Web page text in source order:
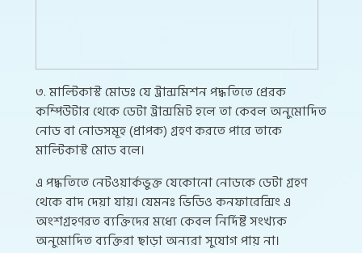
৩. মাল্টিকাস্ট মোডঃ যে ট্রান্সমিশন পদ্ধতিতে প্রেরক
কম্পিউটার থেকে ডেটা ট্রান্সমিট হলে তা কেবল অনুমোদিত
নোড বা নোডসমূহ (প্রাপক) গ্রহণ করতে পারে তাকে
মাল্টিকাস্ট মোড বলে।
এ পদ্ধতিতে নেটওয়ার্কভুক্ত যেকোনো নোডকে ডেটা গ্রহণ
থেকে বাদ দেয়া যায়। যেমনঃ ভিডিও কনফারেন্সিং এ
অংশগ্রহণরত ব্যক্তিদের মধ্যে কেবল নির্দিষ্ট সংখ্যক
অনুমোদিত ব্যক্তিরা ছাড়া অন্যরা সুযোগ পায় না।